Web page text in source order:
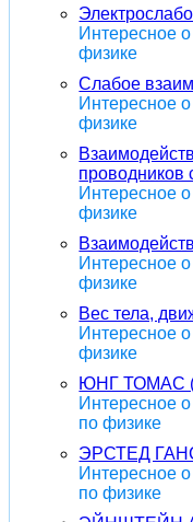
Интересное
физике
Слабое
Интересное
физике
проводников
Интересное
физике
Интересное
физике
Вес тела,
Интересное
физике
ЮНГ ТОМАС
Интересное
по физике
ЭРСТЕД
Интересное
по физике